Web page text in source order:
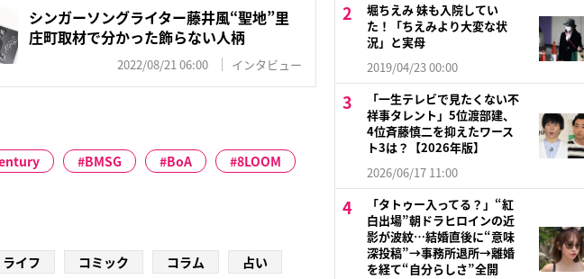
シンガーソングライター藤井風“聖地”里
庄町取材で分かった飾らない人柄
2022/08/21 06:00 インタビュー
BMSG BoA
8LOOM
ライフ コミック コラム
占い
堀ちえみ 妹も入院してい
た！「ちえみより大変な状
況」と実母
2019/04/23 00:00
「一生テレビで見たくない不
祥事タレント」5位渡部建、
4位斉藤慎二を抑えたワース
ト3は？【2026年版】
2026/06/17 11:00
「タトゥー入ってる？」“紅
白出場”朝ドラヒロインの近
影が波紋…結婚直後に“意味
深投稿”→事務所退所→離婚
を経て“自分らしさ”全開